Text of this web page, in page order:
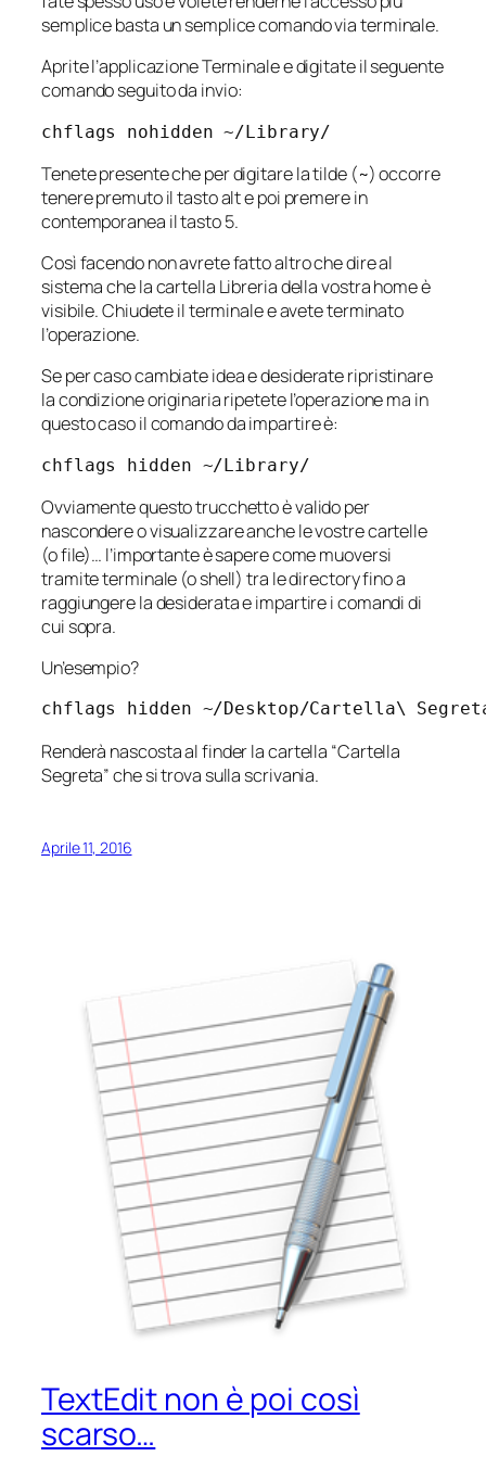
semplice basta un semplice comando via terminale.
Aprite l’applicazione Terminale e digitate il seguente
comando seguito da invio:
chflags nohidden ~/Library/
Tenete presente che per digitare la tilde (~) occorre
tenere premuto il tasto alt e poi premere in
contemporanea il tasto 5.
Così facendo non avrete fatto altro che dire al
sistema che la cartella Libreria della vostra home è
visibile. Chiudete il terminale e avete terminato
l’operazione.
Se per caso cambiate idea e desiderate ripristinare
la condizione originaria ripetete l’operazione ma in
questo caso il comando da impartire è:
chflags hidden ~/Library/
Ovviamente questo trucchetto è valido per
nascondere o visualizzare anche le vostre cartelle
(o file)… l’importante è sapere come muoversi
tramite terminale (o shell) tra le directory fino a
raggiungere la desiderata e impartire i comandi di
cui sopra.
Un’esempio?
chflags hidden ~/Desktop/Cartella\
Renderà nascosta al finder la cartella “Cartella
Segreta” che si trova sulla scrivania.
Aprile 11, 2016
TextEdit non è poi così
scarso…